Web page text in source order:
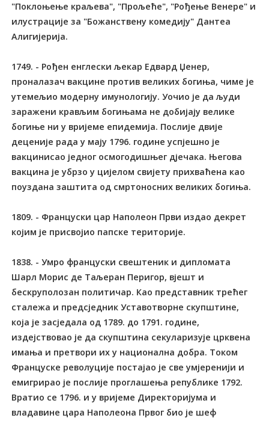
"Поклоњење краљева", "Прољеће", "Рођење Венере" и
илустрације за "Божанствену комедију" Дантеа
Алигијерија.
1749. - Рођен енглески љекар Едвард Џенер,
проналазач вакцине против великих богиња, чиме је
утемељио модерну имунологију. Уочио је да људи
заражени крављим богињама не добијају велике
богиње ни у вријеме епидемија. Послије двије
деценије рада у мају 1796. године успјешно је
вакцинисао једног осмогодишњег дјечака. Његова
вакцина је убрзо у цијелом свијету прихваћена као
поуздана заштита од смртоносних великих богиња.
1809. - Француски цар Наполеон Први издао декрет
којим је присвојио папске територије.
1838. - Умро француски свештеник и дипломата
Шарл Морис де Таљеран Перигор, вјешт и
бескруполозан политичар. Као представник трећег
сталежа и предсједник Уставотворне скупштине,
која је засједала од 1789. до 1791. године,
издејствовао је да скупштина секуларизује црквена
имања и претвори их у национална добра. Током
Француске револуције постајао је све умјеренији и
емигрирао је послије проглашења републике 1792.
Вратио се 1796. и у вријеме Директоријума и
владавине цара Наполеона Првог био је шеф